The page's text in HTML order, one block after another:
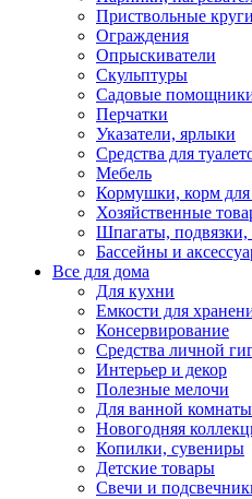
Приствольные круги
Ограждения
Опрыскиватели
Скульптуры
Садовые
Перчатки
Указатели, ярлыки
Средства для
Мебель
Кормушки, корм
Хозяйственные
Шпагаты, подвязки,
Бассейны и
Все для дома
Для кухни
Емкости для
Консервирование
Средства личной
Интерьер и декор
Полезные мелочи
Для ванной комнаты
Новогодняя
Копилки, сувениры
Детские товары
Свечи и